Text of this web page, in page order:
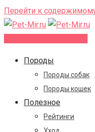
Перейти к
Породы
Породы собак
Породы кошек
Полезное
Рейтинги